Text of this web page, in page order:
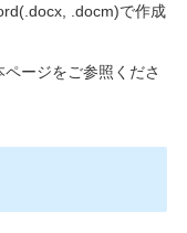
.docm)で作成
ージをご参照くださ